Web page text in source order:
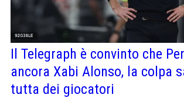
Il Telegraph è convinto che
ancora Xabi Alonso, la colpa
tutta dei giocatori